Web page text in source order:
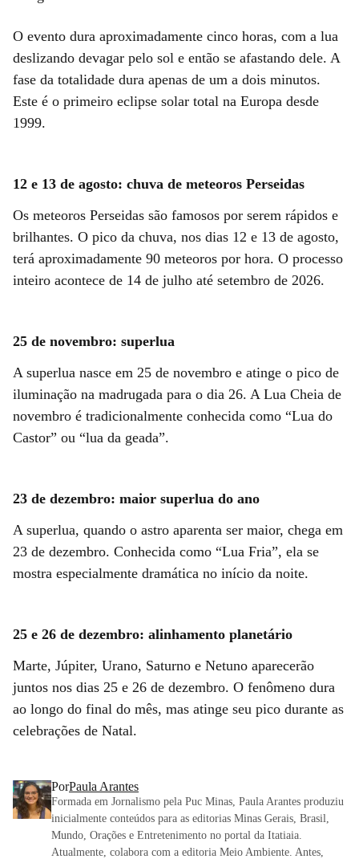
O evento dura aproximadamente cinco horas, com a lua
deslizando devagar pelo sol e então se afastando dele. A
fase da totalidade dura apenas de um a dois minutos.
Este é o primeiro eclipse solar total na Europa desde
1999.
12 e 13 de agosto: chuva de meteoros Perseidas
Os meteoros Perseidas são famosos por serem rápidos e
brilhantes. O pico da chuva, nos dias 12 e 13 de agosto,
terá aproximadamente 90 meteoros por hora. O processo
inteiro acontece de 14 de julho até setembro de 2026.
25 de novembro: superlua
A superlua nasce em 25 de novembro e atinge o pico de
iluminação na madrugada para o dia 26. A Lua Cheia de
novembro é tradicionalmente conhecida como “Lua do
Castor” ou “lua da geada”.
23 de dezembro: maior superlua do ano
A superlua, quando o astro aparenta ser maior, chega em
23 de dezembro. Conhecida como “Lua Fria”, ela se
mostra especialmente dramática no início da noite.
25 e 26 de dezembro: alinhamento planetário
Marte, Júpiter, Urano, Saturno e Netuno aparecerão
juntos nos dias 25 e 26 de dezembro. O fenômeno dura
ao longo do final do mês, mas atinge seu pico durante as
celebrações de Natal.
PorPaula Arantes
Formada em Jornalismo pela Puc Minas, Paula Arantes produziu
inicialmente conteúdos para as editorias Minas Gerais, Brasil,
Mundo, Orações e Entretenimento no portal da Itatiaia.
Atualmente, colabora com a editoria Meio Ambiente. Antes,